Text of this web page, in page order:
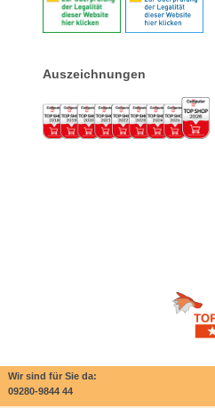
Auszeichnungen
Wir sind für Sie da:
09280-9844 44